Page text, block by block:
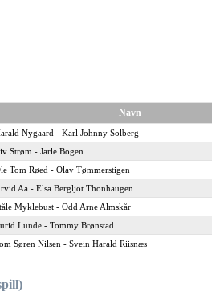
Navn
Nygaard - Karl Johnny Solberg
Strøm - Jarle Bogen
Tom Røed - Olav Tømmerstigen
Aa - Elsa Bergljot Thonhaugen
Myklebust - Odd Arne Almskår
Lunde - Tommy Brønstad
Søren Nilsen - Svein Harald Riisnæs